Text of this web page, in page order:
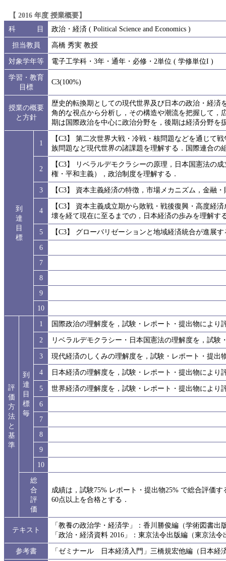
【 2016 年度 授業概要】
科 目
政治・経済 ( Political Science and Economics )
担当教員
高橋 秀実 教授
対象学年等
電子工学科・3年・通年・必修・2単位 ( 学修単位I )
学習・教育
目標
C3(100%)
授業の概要
と方針
歴史的転換期としての現代世界及び日本の政治・経
角的な視点から分析し，その構造や潮流を把握して
期は国際政治を中心に政治分野を，後期は経済分野
到
達
目
標
1
【C3】 第二次世界大戦・冷戦・核問題などを通じて
族問題など現代世界の諸課題を理解する．国際連合の
2
【C3】 リベラルデモクラシーの原理，日本国憲法の
権・平和主義），政治制度を理解する．
3
【C3】 資本主義経済の特徴，市場メカニズム，金融
4
【C3】 資本主義成立期から敗戦・戦後復興・高度経
壊を経て現在に至るまでの，日本経済の歩みを理解す
5
【C3】 グローバリゼーションと地域経済統合が進展
6
7
8
9
10
評
価
方
法
と
基
準
到
達
目
標
毎
1
国際政治の理解度を，試験・レポート・提出物により
2
リベラルデモクラシー・日本国憲法の理解度を，試験
3
現代経済のしくみの理解度を，試験・レポート・提出
4
日本経済の理解度を，試験・レポート・提出物により
5
世界経済の理解度を，試験・レポート・提出物により
6
7
8
9
10
総
合
評
価
成績は，試験75% レポート・提出物25% で総合評価
60点以上を合格とする．
テキスト
「教養の政治学・経済学」：香川勝俊編（学術図書出
「政治・経済資料 2016」：東京法令出版編（東京法令
参考書
「ゼミナール 日本経済入門」三橋規宏他編（日本経